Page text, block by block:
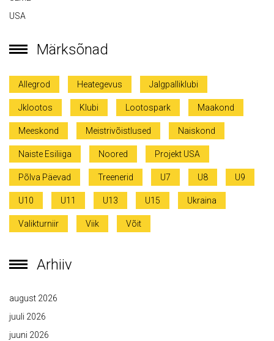
USA
Märksõnad
Allegrod Heategevus Jalgpalliklubi
Jklootos Klubi Lootospark Maakond
Meeskond Meistrivõistlused Naiskond
Naiste Esiliiga Noored Projekt USA
Põlva Päevad Treenerid U7 U8 U9
U10 U11 U13 U15 Ukraina
Valikturniir Viik Võit
Arhiiv
august 2026
juuli 2026
juuni 2026